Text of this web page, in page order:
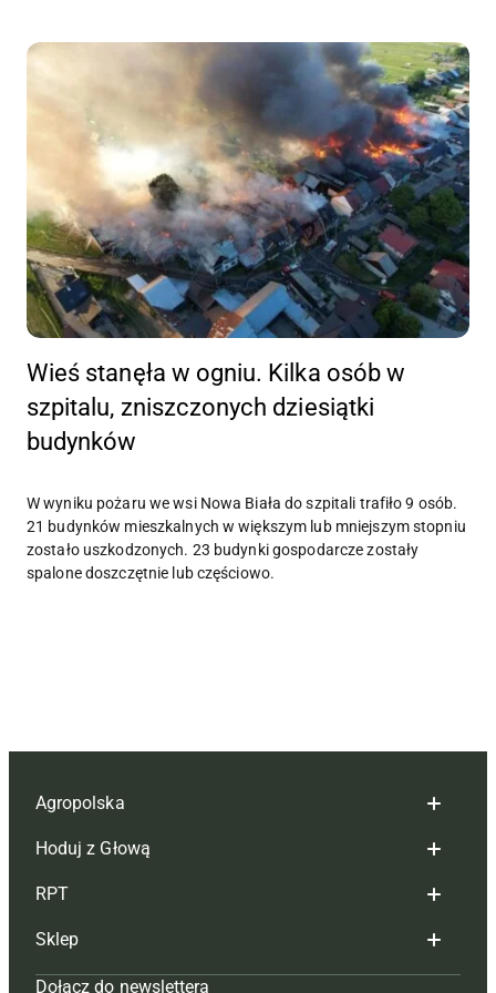
Wieś stanęła w ogniu. Kilka osób w
szpitalu, zniszczonych dziesiątki
budynków
W wyniku pożaru we wsi Nowa Biała do szpitali trafiło 9 osób.
21 budynków mieszkalnych w większym lub mniejszym stopniu
zostało uszkodzonych. 23 budynki gospodarcze zostały
spalone doszczętnie lub częściowo.
Agropolska
Redakcja
Reklama
Tagi
Hoduj z Głową
Hoduj z głową bydło
Hoduj z głową świnie
RPT
Redakcja
Sklep
Dołącz do newslettera